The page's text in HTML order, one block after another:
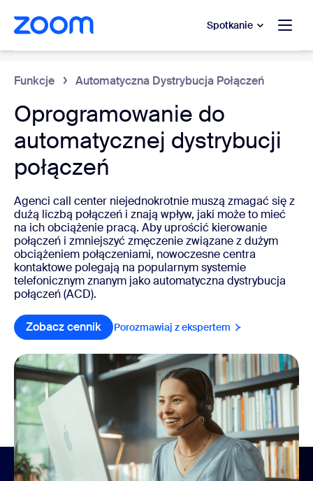
treści głównej
pomocy na czacie Spotkanie
Funkcje Automatyczna Dystrybucja Połączeń
Oprogramowanie do
automatycznej dystrybucji
połączeń
Agenci call center niejednokrotnie muszą zmagać się z
dużą liczbą połączeń i znają wpływ, jaki może to mieć
na ich obciążenie pracą. Aby uprościć kierowanie
połączeń i zmniejszyć zmęczenie związane z dużym
obciążeniem połączeniami, nowoczesne centra
kontaktowe polegają na popularnym systemie
telefonicznym znanym jako automatyczna dystrybucja
połączeń (ACD).
Zobacz cennik Porozmawiaj z ekspertem